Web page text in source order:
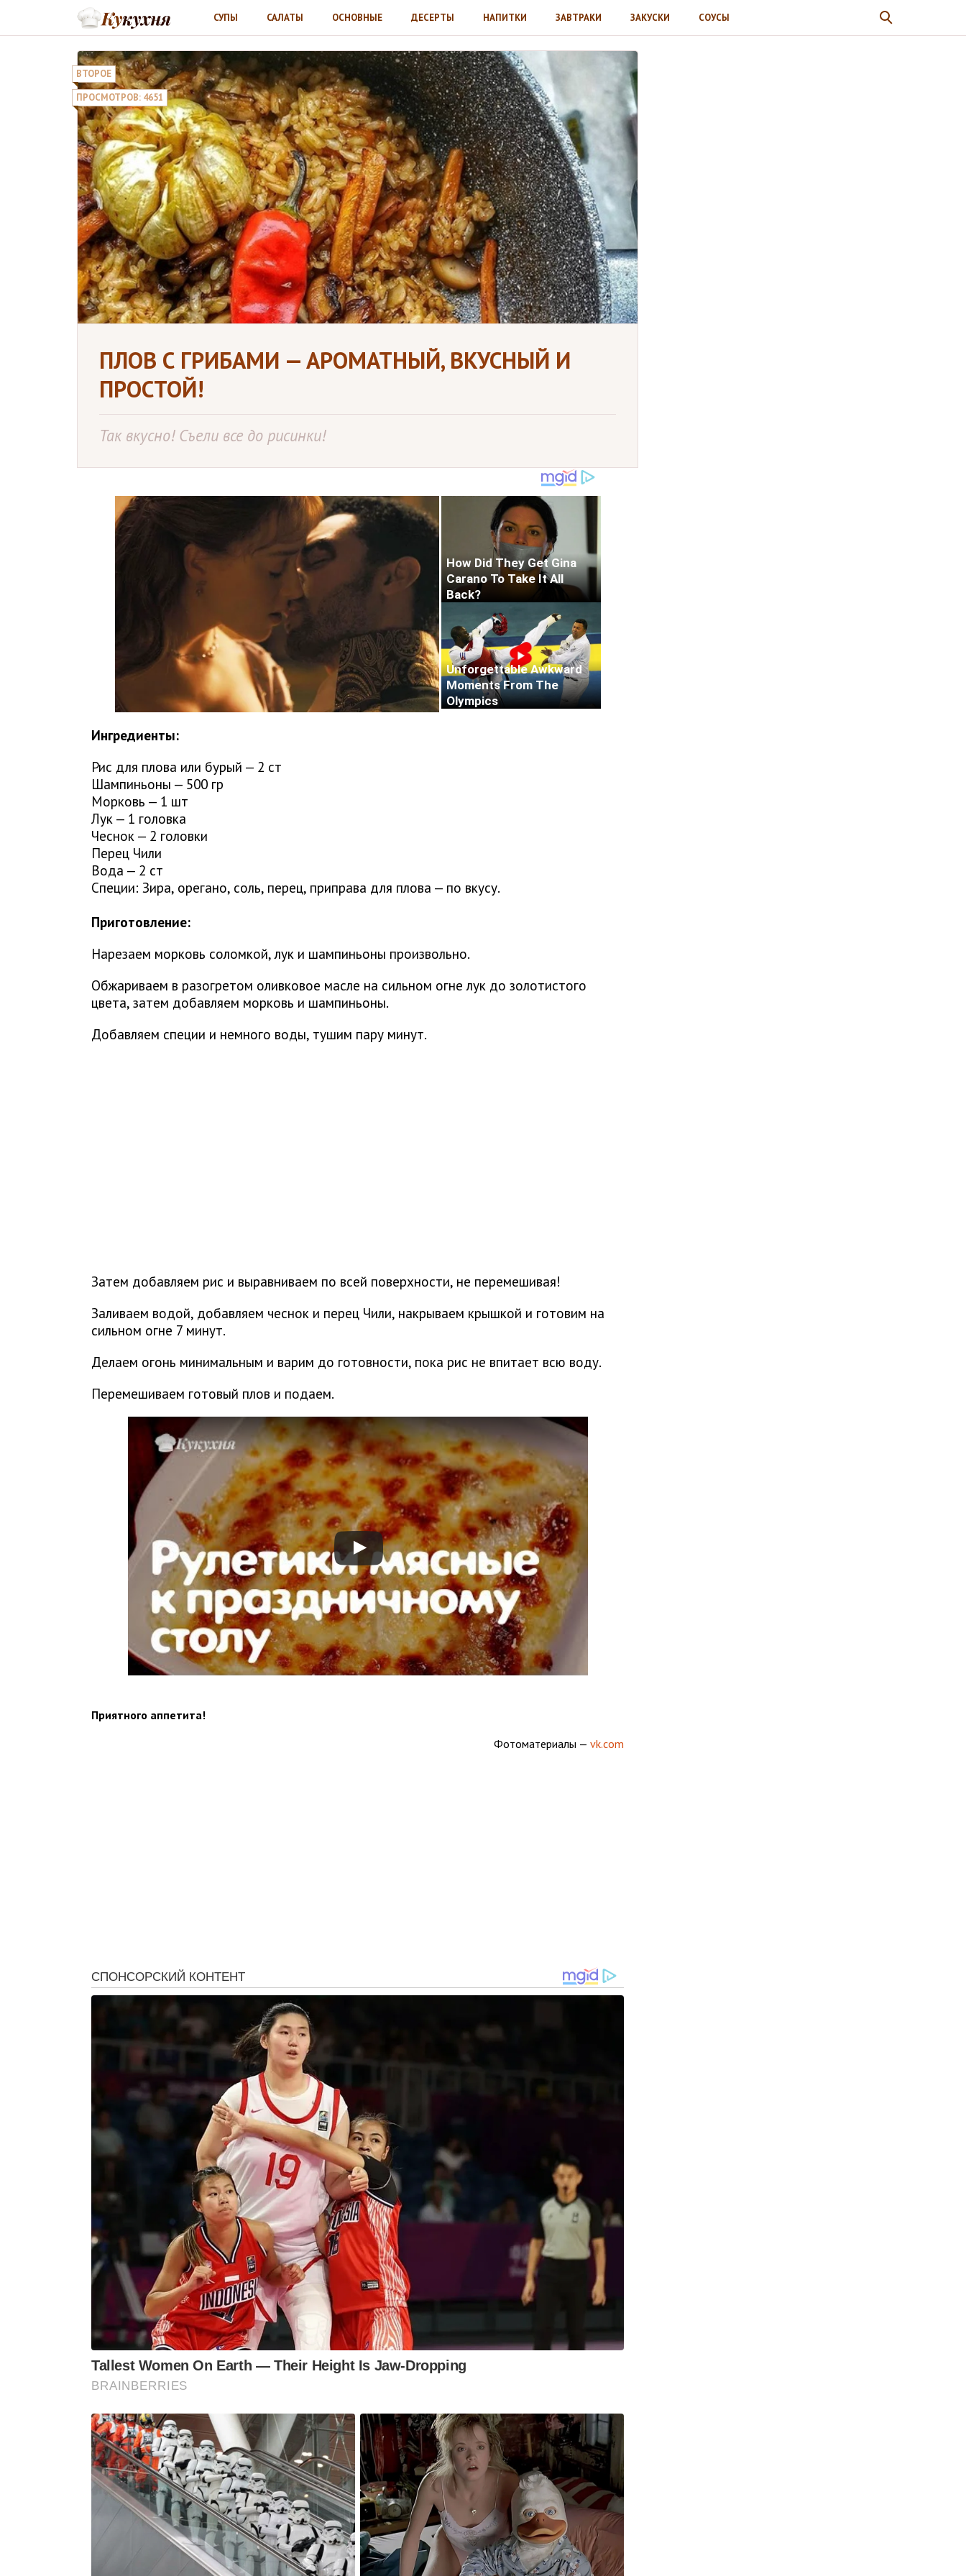
СУПЫ САЛАТЫ ОСНОВНЫЕ ДЕСЕРТЫ НАПИТКИ ЗАВТРАКИ ЗАКУСКИ СОУСЫ
ВТОРОЕ
ПРОСМОТРОВ: 4651
ПЛОВ С ГРИБАМИ — АРОМАТНЫЙ, ВКУСНЫЙ И
ПРОСТОЙ!
Так вкусно! Съели все до рисинки!
Ингредиенты:
Рис для плова или бурый — 2 ст
Шампиньоны — 500 гр
Морковь — 1 шт
Лук — 1 головка
Чеснок — 2 головки
Перец Чили
Вода — 2 ст
Специи: Зира, орегано, соль, перец, приправа для плова — по вкусу.
Приготовление:
Нарезаем морковь соломкой, лук и шампиньоны произвольно.
Обжариваем в разогретом оливковое масле на сильном огне лук до золотистого
цвета, затем добавляем морковь и шампиньоны.
Добавляем специи и немного воды, тушим пару минут.
Затем добавляем рис и выравниваем по всей поверхности, не перемешивая!
Заливаем водой, добавляем чеснок и перец Чили, накрываем крышкой и готовим на
сильном огне 7 минут.
Делаем огонь минимальным и варим до готовности, пока рис не впитает всю воду.
Перемешиваем готовый плов и подаем.
Приятного аппетита!
Фотоматериалы — vk.com